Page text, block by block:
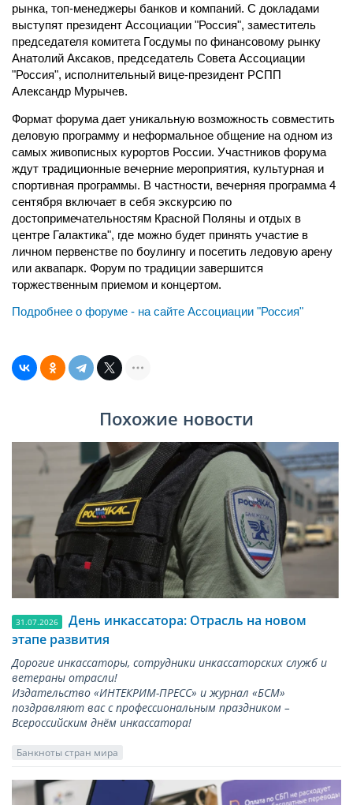
рынка, топ-менеджеры банков и компаний. С докладами
выступят президент Ассоциации "Россия", заместитель
председателя комитета Госдумы по финансовому рынку
Анатолий Аксаков, председатель Совета Ассоциации
"Россия", исполнительный вице-президент РСПП
Александр Мурычев.
Формат форума дает уникальную возможность совместить
деловую программу и неформальное общение на одном из
самых живописных курортов России. Участников форума
ждут традиционные вечерние мероприятия, культурная и
спортивная программы. В частности, вечерняя программа 4
сентября включает в себя экскурсию по
достопримечательностям Красной Поляны и отдых в
центре Галактика", где можно будет принять участие в
личном первенстве по боулингу и посетить ледовую арену
или аквапарк. Форум по традиции завершится
торжественным приемом и концертом.
Подробнее о форуме - на сайте Ассоциации "Россия"
Похожие новости
31.07.2026
День инкассатора: Отрасль на новом
этапе развития
Дорогие инкассаторы, сотрудники инкассаторских служб и
ветераны отрасли!
Издательство «ИНТЕКРИМ-ПРЕСС» и журнал «БСМ»
поздравляют вас с профессиональным праздником –
Всероссийским днём инкассатора!
Банкноты стран мира